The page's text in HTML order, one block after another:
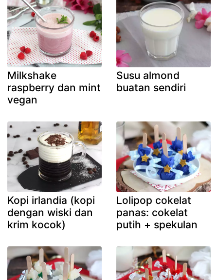
Milkshake
raspberry dan mint
vegan
Susu almond
buatan sendiri
Kopi irlandia (kopi
dengan wiski dan
krim kocok)
Lolipop cokelat
panas: cokelat
putih + spekulan